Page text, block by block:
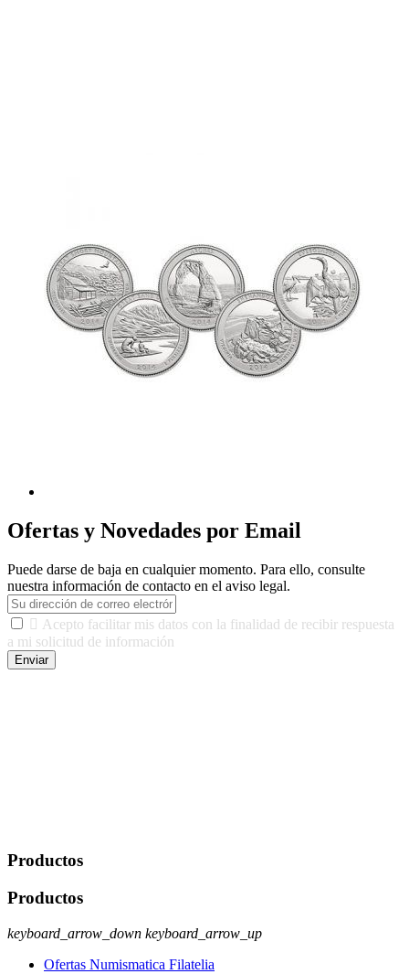
Ofertas y Novedades por Email
Puede darse de baja en cualquier momento. Para ello, consulte
nuestra información de contacto en el aviso legal.
 Acepto facilitar mis datos con la finalidad de recibir respuesta
a mi solicitud de información
Enviar
Productos
Productos
keyboard_arrow_down keyboard_arrow_up
Ofertas Numismatica Filatelia